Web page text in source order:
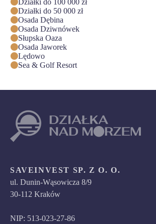
Działki do 100 000 zł
Działki do 50 000 zł
Osada Dębina
Osada Dziwnówek
Słupska Oaza
Osada Jaworek
Lędowo
Sea & Golf Resort
SAVEINVEST SP. Z O. O.
ul. Dunin-Wąsowicza 8/9
30-112 Kraków
NIP: 513-023-27-86